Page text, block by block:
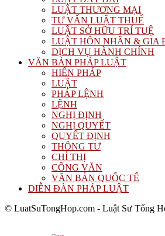
LUẬT THƯƠNG MẠI
TƯ VẤN LUẬT THUẾ
LUẬT SỞ HỮU TRÍ TUỆ
LUẬT HÔN NHÂN & GIA
DỊCH VỤ HÀNH CHÍNH
VĂN BẢN PHÁP LUẬT
HIẾN PHÁP
LUẬT
PHÁP LỆNH
LỆNH
NGHỊ ĐỊNH
NGHỊ QUYẾT
QUYẾT ĐỊNH
THÔNG TƯ
CHỈ THỊ
CÔNG VĂN
VĂN BẢN QUỐC TẾ
DIỄN ĐÀN PHÁP LUẬT
© LuatSuTongHop.com - Luật Sư Tổng